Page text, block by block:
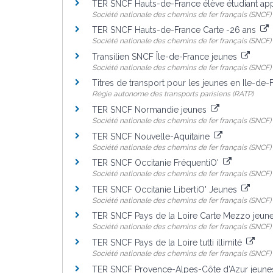
TER SNCF Hauts-de-France élève étudiant
Société nationale des chemins de fer français (SNCF)
TER SNCF Hauts-de-France Carte -26 ans
Société nationale des chemins de fer français (SNCF)
Transilien SNCF Île-de-France jeunes
Société nationale des chemins de fer français (SNCF)
Titres de transport pour les jeunes en Ile-de-
Régie autonome des transports parisiens (RATP)
TER SNCF Normandie jeunes
Société nationale des chemins de fer français (SNCF)
TER SNCF Nouvelle-Aquitaine
Société nationale des chemins de fer français (SNCF)
TER SNCF Occitanie FréquentiO'
Société nationale des chemins de fer français (SNCF)
TER SNCF Occitanie LibertiO' Jeunes
Société nationale des chemins de fer français (SNCF)
TER SNCF Pays de la Loire Carte Mezzo
Société nationale des chemins de fer français (SNCF)
TER SNCF Pays de la Loire tutti illimité
Société nationale des chemins de fer français (SNCF)
TER SNCF Provence-Alpes-Côte d'Azur